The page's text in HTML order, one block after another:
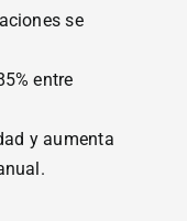
se
entre
y aumenta